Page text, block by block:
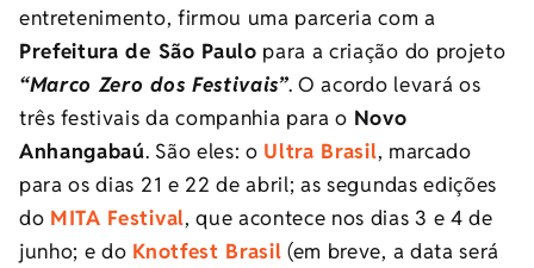
entretenimento, firmou uma parceria com a
Prefeitura de São Paulo para a criação do projeto
“Marco Zero dos Festivais”. O acordo levará os
três festivais da companhia para o Novo
Anhangabaú. São eles: o Ultra Brasil, marcado
para os dias 21 e 22 de abril; as segundas edições
do MITA Festival, que acontece nos dias 3 e 4 de
junho; e do Knotfest Brasil (em breve, a data será